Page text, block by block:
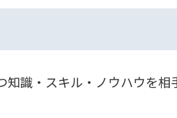
識・スキル・ノウハウを相